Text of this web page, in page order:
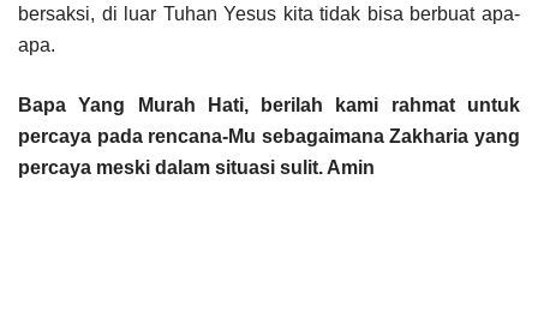
bersaksi, di luar Tuhan Yesus kita tidak bisa berbuat apa-
apa.
Bapa Yang Murah Hati, berilah kami rahmat untuk
percaya pada rencana-Mu sebagaimana Zakharia yang
percaya meski dalam situasi sulit. Amin